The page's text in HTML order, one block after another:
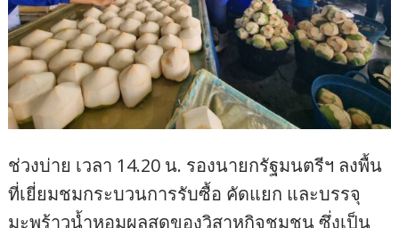
ช่วงบ่าย เวลา 14.20 น. รองนายกรัฐมนตรีฯ ลงพื้น
ที่เยี่ยมชมกระบวนการรับซื้อ คัดแยก และบรรจุ
มะพร้าวน้ำหอมผลสดของวิสาหกิจชุมชน ซึ่งเป็น